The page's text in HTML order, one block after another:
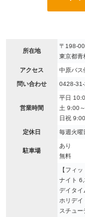
所在地
〒198-
東京都青
アクセス 中原バス
問い合わせ 0428-31-
営業時間
平日
土 9:00
日祝
定休日 毎週火曜
駐車場
あり
無料
【フィ
ナイト
デイタイ
ホリデイ
スチュー